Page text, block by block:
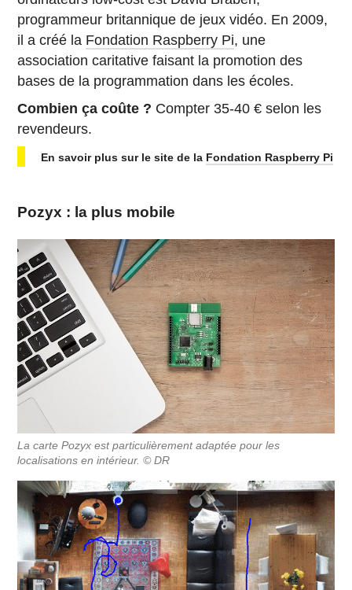
programmeur britannique de jeux vidéo. En 2009,
il a créé la Fondation Raspberry Pi, une
association caritative faisant la promotion des
bases de la programmation dans les écoles.
Combien ça coûte ? Compter 35-40 € selon les
revendeurs.
En savoir plus sur le site de la Fondation Raspberry Pi
Pozyx : la plus mobile
La carte Pozyx est particulièrement adaptée pour les
localisations en intérieur. © DR